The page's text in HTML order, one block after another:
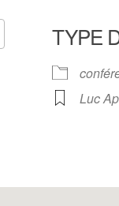
Calendrier Google
TYPE
Luc